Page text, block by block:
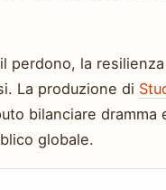
perdono, la
La produzione di
bilanciare dramma
globale.